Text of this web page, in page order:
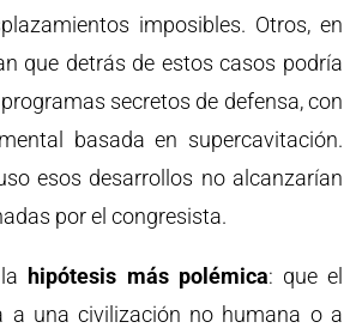
imposibles. Otros, en
que detrás de estos casos podría
secretos de defensa, con
basada en supercavitación.
esos desarrollos no alcanzarían
por el congresista.
hipótesis más polémica: que el
a una civilización no humana o a